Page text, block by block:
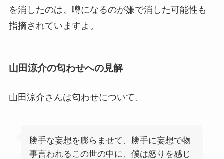
を消したのは、噂になるのが嫌で消した可能性も
指摘されていますよ。
山田涼介の匂わせへの見解
山田涼介さんは匂わせについて、
勝手な妄想を膨らませて、勝手に妄想で物
事言われるこの世の中に、僕は怒りを感じ